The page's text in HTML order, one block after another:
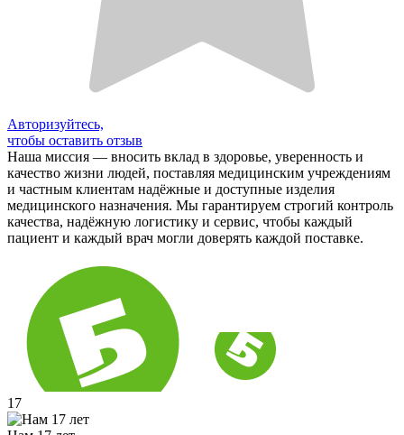
Авторизуйтесь,
чтобы оставить отзыв
Наша миссия — вносить вклад в здоровье, уверенность и
качество жизни людей, поставляя медицинским учреждениям
и частным клиентам надёжные и доступные изделия
медицинского назначения. Мы гарантируем строгий контроль
качества, надёжную логистику и сервис, чтобы каждый
пациент и каждый врач могли доверять каждой поставке.
17